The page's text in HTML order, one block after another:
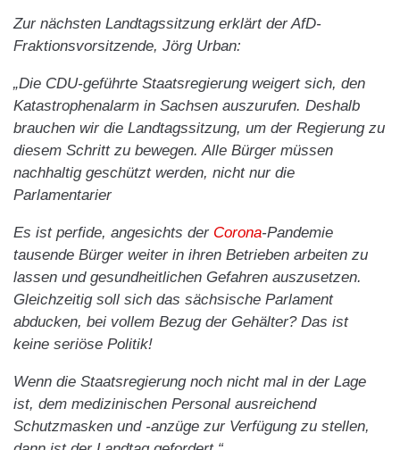
Zur nächsten Landtagssitzung erklärt der AfD-
Fraktionsvorsitzende, Jörg Urban:
„Die CDU-geführte Staatsregierung weigert sich, den
Katastrophenalarm in Sachsen auszurufen. Deshalb
brauchen wir die Landtagssitzung, um der Regierung zu
diesem Schritt zu bewegen. Alle Bürger müssen
nachhaltig geschützt werden, nicht nur die
Parlamentarier
Es ist perfide, angesichts der Corona-Pandemie
tausende Bürger weiter in ihren Betrieben arbeiten zu
lassen und gesundheitlichen Gefahren auszusetzen.
Gleichzeitig soll sich das sächsische Parlament
abducken, bei vollem Bezug der Gehälter? Das ist
keine seriöse Politik!
Wenn die Staatsregierung noch nicht mal in der Lage
ist, dem medizinischen Personal ausreichend
Schutzmasken und -anzüge zur Verfügung zu stellen,